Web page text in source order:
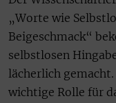
„Worte wie
Beigeschmack“
selbstlosen
lächerlich
wichtige Rolle für